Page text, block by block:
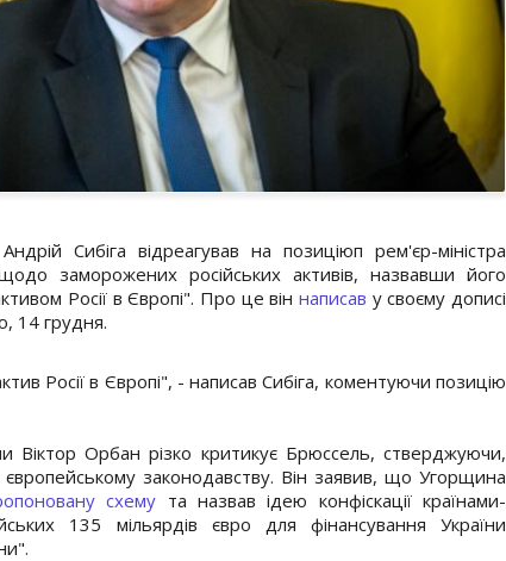
Сибіга відреагував на позиціюп рем'єр-міністра
заморожених російських активів, назвавши його
Росії в Європі". Про це він написав у своєму дописі
14 грудня.
Росії в Європі", - написав Сибіга, коментуючи позицію
Віктор Орбан різко критикує Брюссель, стверджуючи,
законодавству. Він заявив, що Угорщина
схему та назвав ідею конфіскації країнами-
135 мільярдів євро для фінансування України